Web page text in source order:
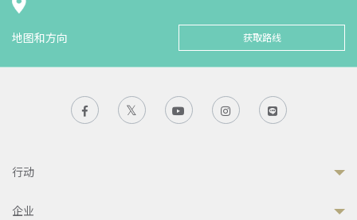
地图和方向 获取路线
行动
企业